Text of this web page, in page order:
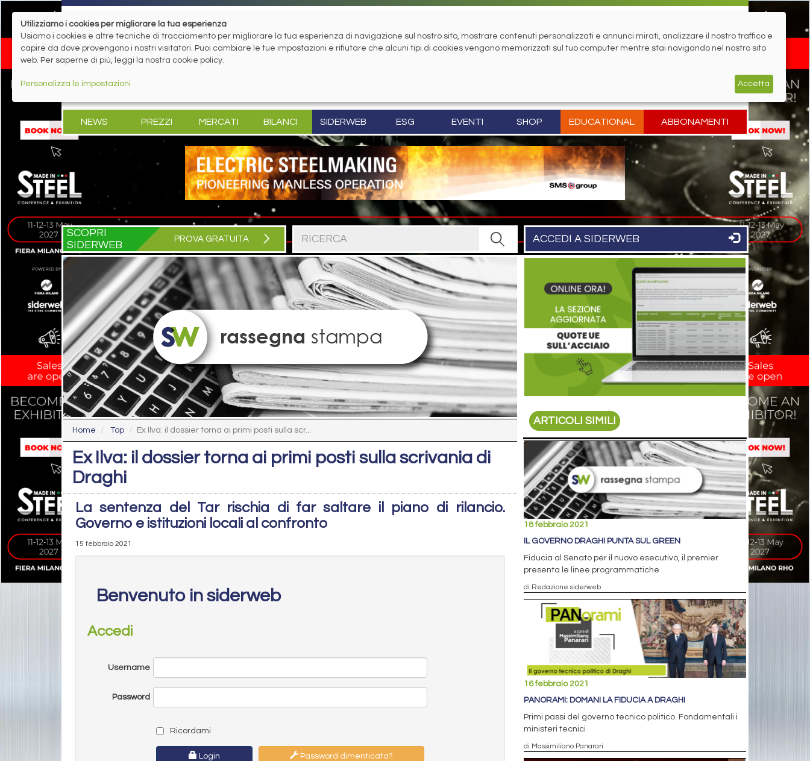
NEWS PREZZI MERCATI BILANCI SIDERWEB ESG EVENTI SHOP EDUCATIONAL ABBONAMENTI
SCOPRI
SIDERWEB
PROVA GRATUITA ACCEDI A SIDERWEB
Home Top Ex Ilva: il dossier torna ai primi posti sulla scr...
Ex Ilva: il dossier torna ai primi posti sulla scrivania di
Draghi
La sentenza del Tar rischia di far saltare il piano di rilancio.
Governo e istituzioni locali al confronto
15 febbraio 2021
Benvenuto in siderweb
Accedi
Username
Password
Ricordami
Login Password dimenticata?
ARTICOLI SIMILI
18 febbraio 2021
IL GOVERNO DRAGHI PUNTA SUL GREEN
Fiducia al Senato per il nuovo esecutivo, il premier
presenta le linee programmatiche
di Redazione siderweb
16 febbraio 2021
PANORAMI: DOMANI LA FIDUCIA A DRAGHI
Primi passi del governo tecnico politico. Fondamentali i
ministeri tecnici
di Massimiliano Panarari
Utilizziamo i cookies per migliorare la tua esperienza
Usiamo i cookies e altre tecniche di tracciamento per migliorare la tua esperienza di navigazione sul nostro sito, mostrare contenuti personalizzati e annunci mirati, analizzare il nostro traffico e
capire da dove provengono i nostri visitatori. Puoi cambiare le tue impostazioni e rifiutare che alcuni tipi di cookies vengano memorizzati sul tuo computer mentre stai navigando nel nostro sito
web. Per saperne di più, leggi la nostra cookie policy.
Personalizza le impostazioni Accetta